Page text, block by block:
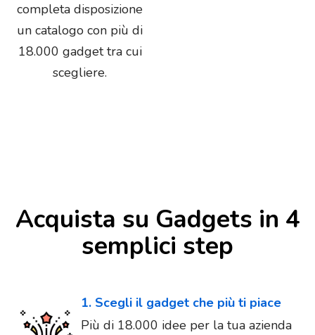
completa disposizione
un catalogo con più di
18.000 gadget tra cui
scegliere.
Acquista su Gadgets in 4
semplici step
1. Scegli il gadget che più ti piace
Più di 18.000 idee per la tua azienda